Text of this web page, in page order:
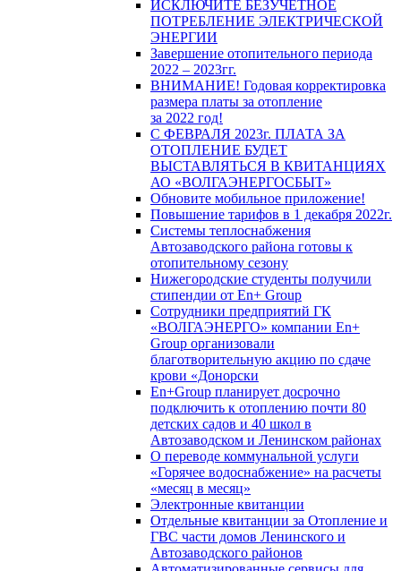
ИСКЛЮЧИТЕ БЕЗУЧЕТНОЕ
ПОТРЕБЛЕНИЕ ЭЛЕКТРИЧЕСКОЙ
ЭНЕРГИИ
Завершение отопительного периода
2022 – 2023гг.
ВНИМАНИЕ! Годовая корректировка
размера платы за отопление
за 2022 год!
С ФЕВРАЛЯ 2023г. ПЛАТА ЗА
ОТОПЛЕНИЕ БУДЕТ
ВЫСТАВЛЯТЬСЯ В КВИТАНЦИЯХ
АО «ВОЛГАЭНЕРГОСБЫТ»
Обновите мобильное приложение!
Повышение тарифов в 1 декабря 2022г.
Системы теплоснабжения
Автозаводского района готовы к
отопительному сезону
Нижегородские студенты получили
стипендии от En+ Group
Сотрудники предприятий ГК
«ВОЛГАЭНЕРГО» компании En+
Group организовали
благотворительную акцию по сдаче
крови «Донорски
En+Group планирует досрочно
подключить к отоплению почти 80
детских садов и 40 школ в
Автозаводском и Ленинском районах
О переводе коммунальной услуги
«Горячее водоснабжение» на расчеты
«месяц в месяц»
Электронные квитанции
Отдельные квитанции за Отопление и
ГВС части домов Ленинского и
Автозаводского районов